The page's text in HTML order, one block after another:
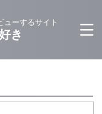
ューするサイト
き